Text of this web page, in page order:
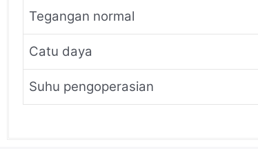
Tegangan normal
Catu daya
Suhu pengoperasian